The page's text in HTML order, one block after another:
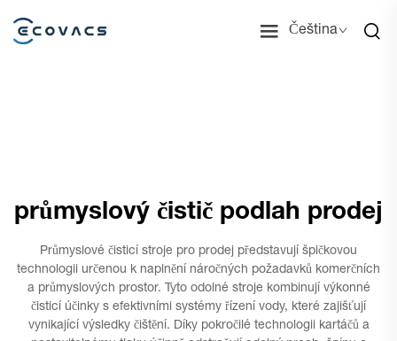
Čeština
průmyslový čistič podlah prodej
Průmyslové čisticí stroje pro prodej představují špičkovou
technologii určenou k naplnění náročných požadavků komerčních
a průmyslových prostor. Tyto odolné stroje kombinují výkonné
čisticí účinky s efektivními systémy řízení vody, které zajišťují
vynikající výsledky čištění. Díky pokročilé technologii kartáčů a